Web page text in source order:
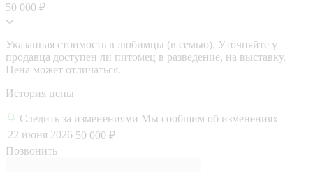
50 000 ₽
Указанная стоимость в любимцы (в семью). Уточняйте у
продавца доступен ли питомец в разведение, на выставку.
Цена может отличаться.
История цены
Следить за изменениями Мы сообщим об изменениях
22 июня 2026 50 000 ₽
Позвонить